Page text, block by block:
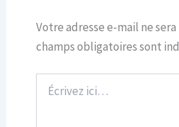
Votre adresse e-mail ne
champs obligatoires sont
ici…